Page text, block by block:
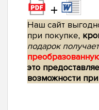
+
Наш сайт
при покупке,
подарок
это
возможности